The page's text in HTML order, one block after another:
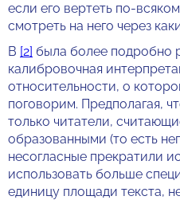
если его вертеть по-
смотреть на него через
В [2] была более подробно
калибровочная
относительности, о
поговорим. Предполагая,
только читатели,
образованными (то есть
несогласные прекратили
использовать больше
единицу площади текста,